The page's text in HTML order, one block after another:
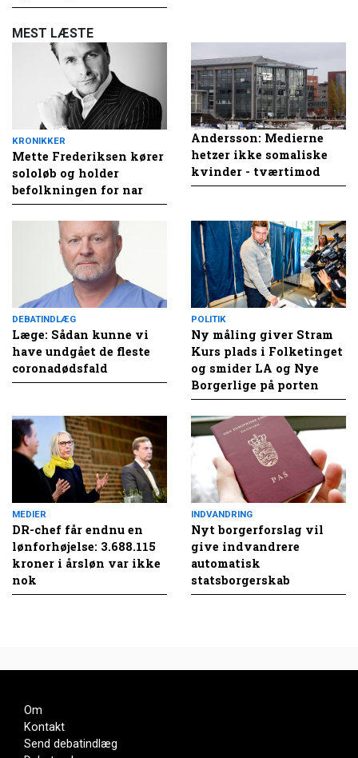
MEST LÆSTE
KRONIKKER
Mette Frederiksen kører
sololøb og holder
befolkningen for nar
Andersson: Medierne
hetzer ikke somaliske
kvinder - tværtimod
DEBATINDLÆG
Læge: Sådan kunne vi
have undgået de fleste
coronadødsfald
POLITIK
Ny måling giver Stram
Kurs plads i Folketinget
og smider LA og Nye
Borgerlige på porten
MEDIER
DR-chef får endnu en
lønforhøjelse: 3.688.115
kroner i årsløn var ikke
nok
INDVANDRING
Nyt borgerforslag vil
give indvandrere
automatisk
statsborgerskab
Om
Kontakt
Send debatindlæg